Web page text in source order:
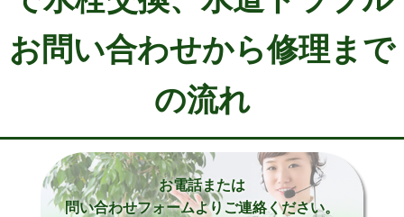
お問い合わせから修理まで
の流れ
お電話または
問い合わせフォームよりご連絡ください。